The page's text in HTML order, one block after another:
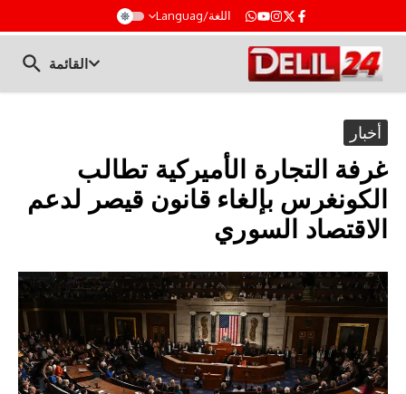
اللغة/Languag
القائمة
أخبار
غرفة التجارة الأميركية تطالب
الكونغرس بإلغاء قانون قيصر لدعم
الاقتصاد السوري